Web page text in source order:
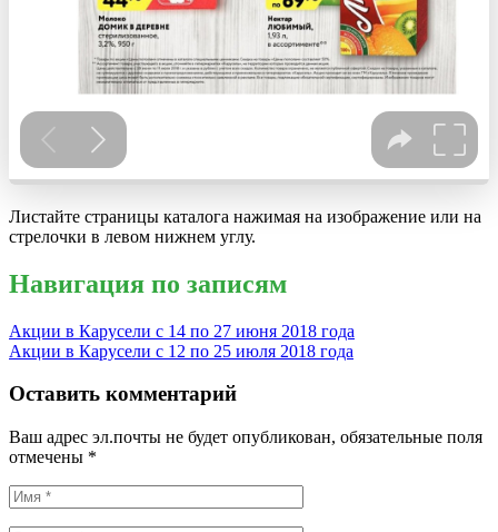
Листайте страницы каталога нажимая на изображение или на
стрелочки в левом нижнем углу.
Навигация по записям
Акции в Карусели с 14 по 27 июня 2018 года
Акции в Карусели с 12 по 25 июля 2018 года
Оставить комментарий
Ваш адрес эл.почты не будет опубликован, обязательные поля
отмечены *